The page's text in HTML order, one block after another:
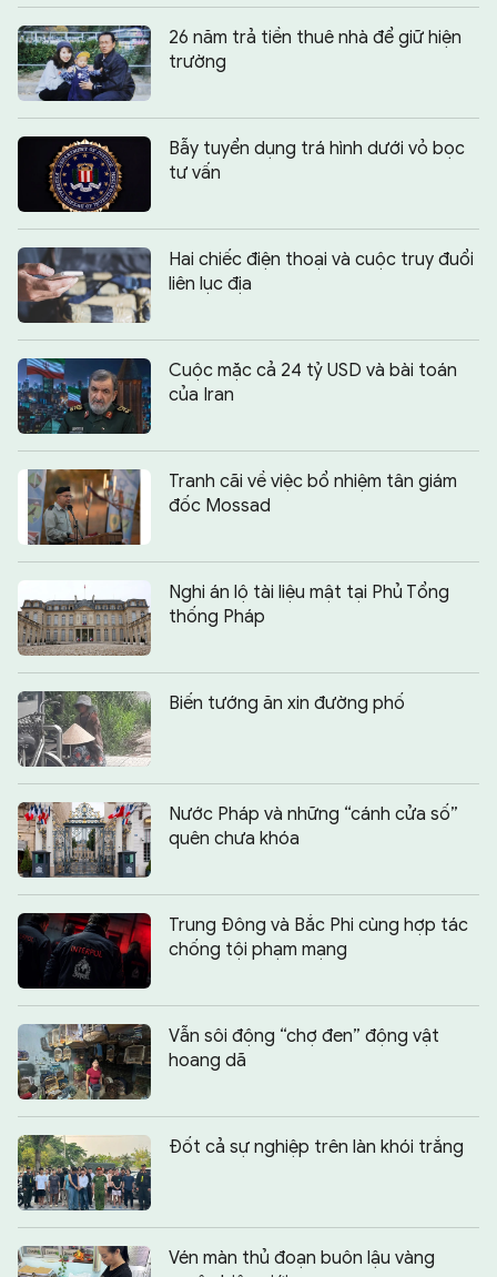
26 năm trả tiền thuê nhà để giữ hiện
trường
Bẫy tuyển dụng trá hình dưới vỏ bọc
tư vấn
Hai chiếc điện thoại và cuộc truy đuổi
liên lục địa
Cuộc mặc cả 24 tỷ USD và bài toán
của Iran
Tranh cãi về việc bổ nhiệm tân giám
đốc Mossad
Nghi án lộ tài liệu mật tại Phủ Tổng
thống Pháp
Biến tướng ăn xin đường phố
Nước Pháp và những “cánh cửa số”
quên chưa khóa
Trung Đông và Bắc Phi cùng hợp tác
chống tội phạm mạng
Vẫn sôi động “chợ đen” động vật
hoang dã
Đốt cả sự nghiệp trên làn khói trắng
Vén màn thủ đoạn buôn lậu vàng